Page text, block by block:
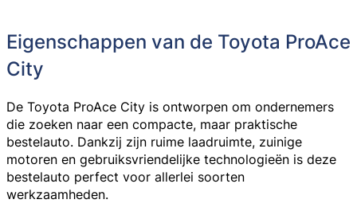
Eigenschappen van de Toyota ProAce
City
De Toyota ProAce City is ontworpen om ondernemers
die zoeken naar een compacte, maar praktische
bestelauto. Dankzij zijn ruime laadruimte, zuinige
motoren en gebruiksvriendelijke technologieën is deze
bestelauto perfect voor allerlei soorten
werkzaamheden.